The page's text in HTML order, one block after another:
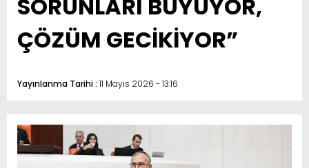
SORUNLARI BÜYÜYOR,
ÇÖZÜM GECİKİYOR”
Yayınlanma Tarihi : 11 Mayıs 2026 - 13:16